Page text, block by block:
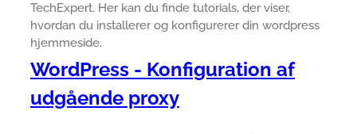
TechExpert. Her kan du finde tutorials, der viser,
hvordan du installerer og konfigurerer din wordpress
hjemmeside.
WordPress - Konfiguration af
udgående proxy